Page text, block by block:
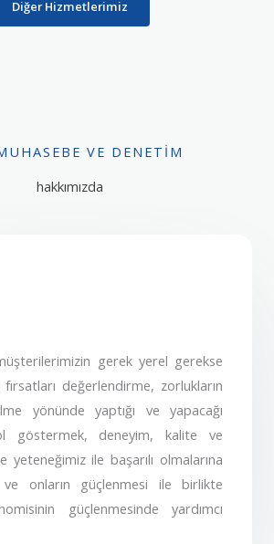
Diğer Hizmetlerimiz
VE DENETIM
hakkımızda
gerek yerel gerekse
değerlendirme, zorlukların
yönünde yaptığı ve yapacağı
göstermek, deneyim, kalite ve
yeteneğimiz ile başarılı olmalarına
onların güçlenmesi ile birlikte
güçlenmesinde yardımcı